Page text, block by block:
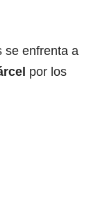
se enfrenta a
por los